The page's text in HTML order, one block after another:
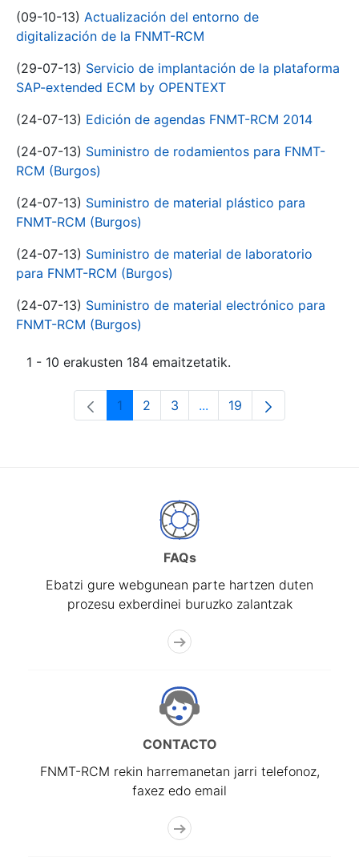
(09-10-13) Actualización del entorno de
digitalización de la FNMT-RCM
(29-07-13) Servicio de implantación de la plataforma
SAP-extended ECM by OPENTEXT
(24-07-13) Edición de agendas FNMT-RCM 2014
(24-07-13) Suministro de rodamientos para FNMT-
RCM (Burgos)
(24-07-13) Suministro de material plástico para
FNMT-RCM (Burgos)
(24-07-13) Suministro de material de laboratorio
para FNMT-RCM (Burgos)
(24-07-13) Suministro de material electrónico para
FNMT-RCM (Burgos)
1 - 10 erakusten 184 emaitzetatik.
Orrialdea
1 Orrialdea
2 Orrialdea
3 ...Intermediate Pages Use
Orrialdea
19
FAQs
Ebatzi gure webgunean parte hartzen duten
prozesu exberdinei buruzko zalantzak
CONTACTO
FNMT-RCM rekin harremanetan jarri telefonoz,
faxez edo email